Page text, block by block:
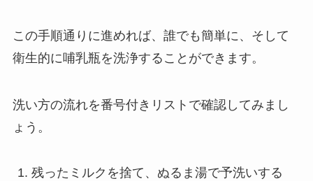
この手順通りに進めれば、誰でも簡単に、そして
衛生的に哺乳瓶を洗浄することができます。
洗い方の流れを番号付きリストで確認してみまし
ょう。
残ったミルクを捨て、ぬるま湯で予洗いする